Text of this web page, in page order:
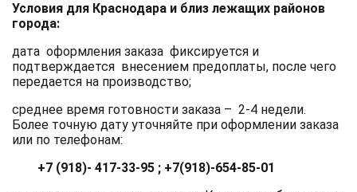
Условия для Краснодара и близ лежащих районов
города:
дата оформления заказа фиксируется и
подтверждается внесением предоплаты, после чего
передается на производство;
среднее время готовности заказа – 2-4 недели.
Более точную дату уточняйте при оформлении заказа
или по телефонам:
+7 (918)- 417-33-95 ; +7(918)-654-85-01